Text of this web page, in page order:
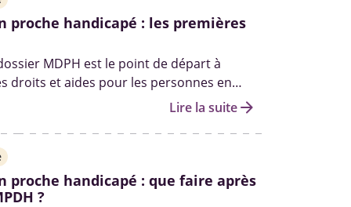
proche handicapé : les premières
MDPH est le point de départ à
droits et aides pour les personnes en
Qui peut vous aider à le remplir ?
fait le point.
Lire la suitearrow_forward
proche handicapé : que faire après
?